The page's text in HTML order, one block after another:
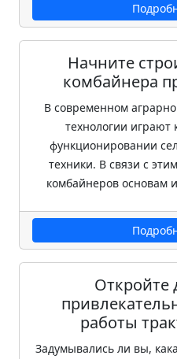
Начните
комбайнера
В современном
технологии
функционировании
техники. В связи с
комбайнеров основам
Откройте
работы
Задумывались ли вы,